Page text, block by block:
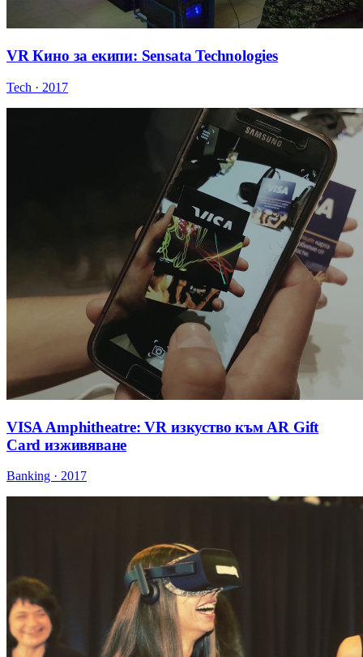
VR Кино за екипи: Sensata Technologies
Tech · 2017
VISA Amphitheatre: VR изкуство към AR Gift
Card изживяване
Banking · 2017